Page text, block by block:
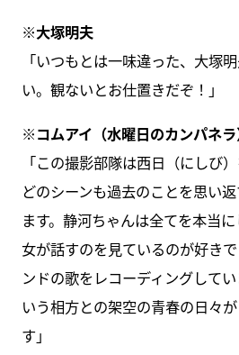
※大塚明夫
「いつもとは一味違った、大塚
い。観ないとお仕置きだぞ！」
※コムアイ（水曜日のカンパネラ
「この撮影部隊は西日（にしび
どのシーンも過去のことを思い
ます。静河ちゃんは全てを本当
女が話すのを見ているのが好き
ンドの歌をレコーディングして
いう相方との架空の青春の日々
す」